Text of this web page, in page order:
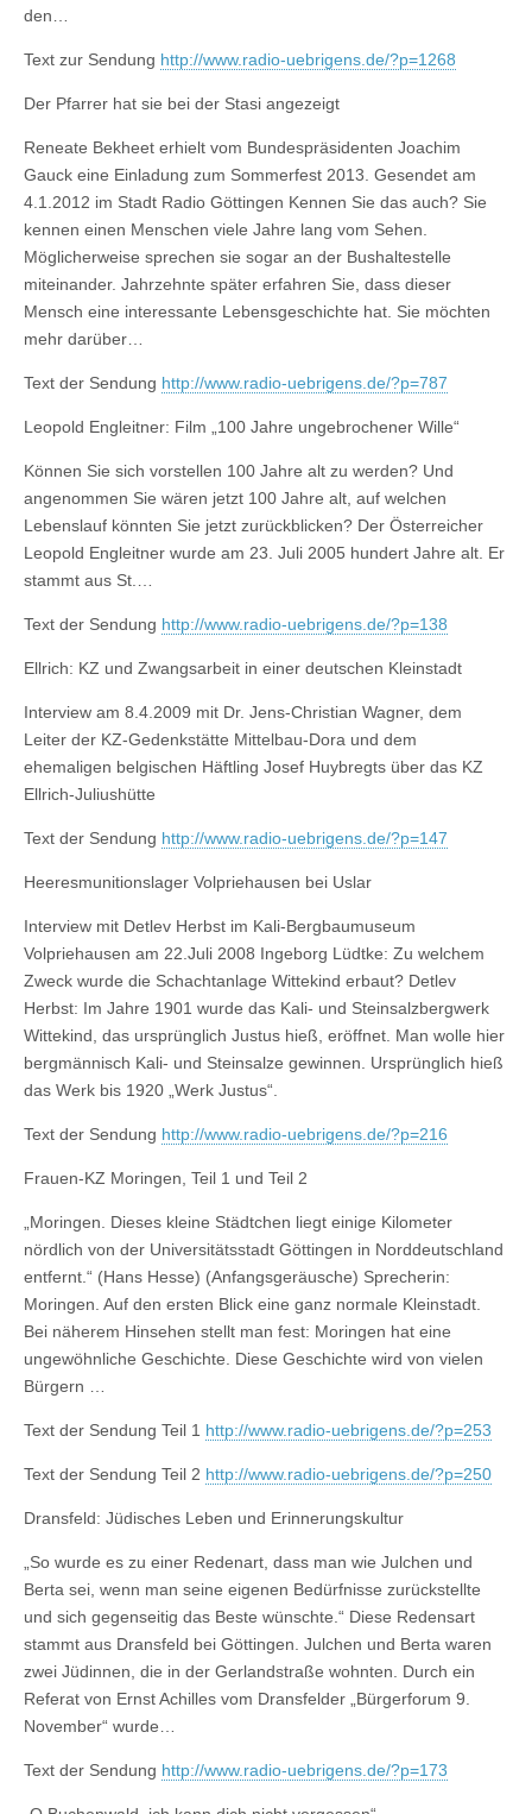
den…
Text zur Sendung http://www.radio-uebrigens.de/?p=1268
Der Pfarrer hat sie bei der Stasi angezeigt
Reneate Bekheet erhielt vom Bundespräsidenten Joachim
Gauck eine Einladung zum Sommerfest 2013. Gesendet am
4.1.2012 im Stadt Radio Göttingen Kennen Sie das auch? Sie
kennen einen Menschen viele Jahre lang vom Sehen.
Möglicherweise sprechen sie sogar an der Bushaltestelle
miteinander. Jahrzehnte später erfahren Sie, dass dieser
Mensch eine interessante Lebensgeschichte hat. Sie möchten
mehr darüber…
Text der Sendung http://www.radio-uebrigens.de/?p=787
Leopold Engleitner: Film „100 Jahre ungebrochener Wille“
Können Sie sich vorstellen 100 Jahre alt zu werden? Und
angenommen Sie wären jetzt 100 Jahre alt, auf welchen
Lebenslauf könnten Sie jetzt zurückblicken? Der Österreicher
Leopold Engleitner wurde am 23. Juli 2005 hundert Jahre alt. Er
stammt aus St.…
Text der Sendung http://www.radio-uebrigens.de/?p=138
Ellrich: KZ und Zwangsarbeit in einer deutschen Kleinstadt
Interview am 8.4.2009 mit Dr. Jens-Christian Wagner, dem
Leiter der KZ-Gedenkstätte Mittelbau-Dora und dem
ehemaligen belgischen Häftling Josef Huybregts über das KZ
Ellrich-Juliushütte
Text der Sendung http://www.radio-uebrigens.de/?p=147
Heeresmunitionslager Volpriehausen bei Uslar
Interview mit Detlev Herbst im Kali-Bergbaumuseum
Volpriehausen am 22.Juli 2008 Ingeborg Lüdtke: Zu welchem
Zweck wurde die Schachtanlage Wittekind erbaut? Detlev
Herbst: Im Jahre 1901 wurde das Kali- und Steinsalzbergwerk
Wittekind, das ursprünglich Justus hieß, eröffnet. Man wolle hier
bergmännisch Kali- und Steinsalze gewinnen. Ursprünglich hieß
das Werk bis 1920 „Werk Justus“.
Text der Sendung http://www.radio-uebrigens.de/?p=216
Frauen-KZ Moringen, Teil 1 und Teil 2
„Moringen. Dieses kleine Städtchen liegt einige Kilometer
nördlich von der Universitätsstadt Göttingen in Norddeutschland
entfernt.“ (Hans Hesse) (Anfangsgeräusche) Sprecherin:
Moringen. Auf den ersten Blick eine ganz normale Kleinstadt.
Bei näherem Hinsehen stellt man fest: Moringen hat eine
ungewöhnliche Geschichte. Diese Geschichte wird von vielen
Bürgern …
Text der Sendung Teil 1 http://www.radio-uebrigens.de/?p=253
Text der Sendung Teil 2 http://www.radio-uebrigens.de/?p=250
Dransfeld: Jüdisches Leben und Erinnerungskultur
„So wurde es zu einer Redenart, dass man wie Julchen und
Berta sei, wenn man seine eigenen Bedürfnisse zurückstellte
und sich gegenseitig das Beste wünschte.“ Diese Redensart
stammt aus Dransfeld bei Göttingen. Julchen und Berta waren
zwei Jüdinnen, die in der Gerlandstraße wohnten. Durch ein
Referat von Ernst Achilles vom Dransfelder „Bürgerforum 9.
November“ wurde…
Text der Sendung http://www.radio-uebrigens.de/?p=173